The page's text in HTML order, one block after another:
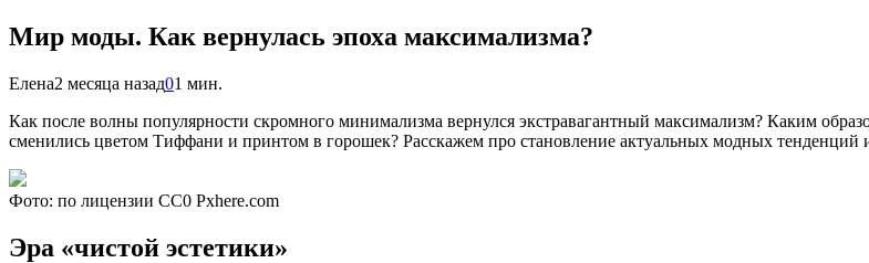
Мир моды. Как вернулась эпоха максимализма?
Елена2 месяца назад01 мин.
Как после волны популярности скромного минимализма вернулся экстравагантный максимализм? Каким
сменились цветом Тиффани и принтом в горошек? Расскажем про становление актуальных модных тенденций
Фото: по лицензии CC0 Pxhere.com
Эра «чистой эстетики»